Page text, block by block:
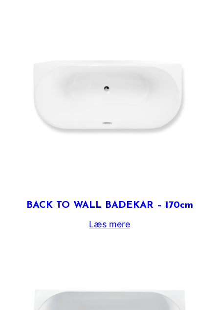
BACK TO WALL BADEKAR – 170cm
Læs mere